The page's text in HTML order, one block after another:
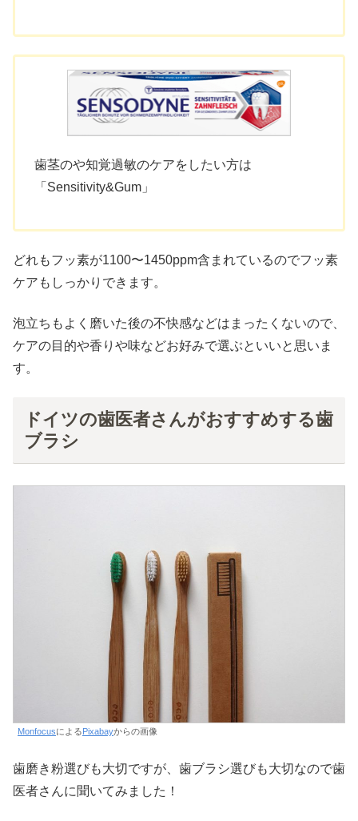
歯茎のや知覚過敏のケアをしたい方は
「Sensitivity&Gum」
どれもフッ素が1100〜1450ppm含まれているのでフッ素
ケアもしっかりできます。
泡立ちもよく磨いた後の不快感などはまったくないので、
ケアの目的や香りや味などお好みで選ぶといいと思いま
す。
ドイツの歯医者さんがおすすめする歯
ブラシ
MonfocusによるPixabayからの画像
歯磨き粉選びも大切ですが、歯ブラシ選びも大切なので歯
医者さんに聞いてみました！